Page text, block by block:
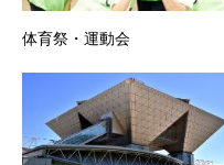
体育祭・運動会